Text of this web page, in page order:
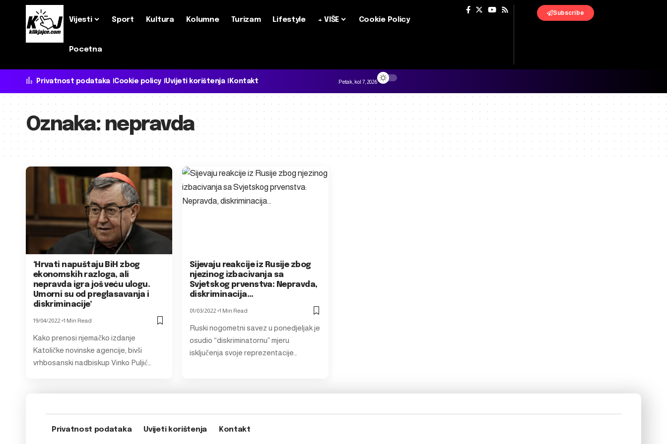
Vijesti Sport Kultura Kolumne Turizam Lifestyle + VIŠE Cookie Policy
Pocetna
Subscribe
Privatnost podataka Cookie policy Uvijeti korištenja Kontakt Petak, kol 7, 2026
Oznaka: nepravda
‘Hrvati napuštaju BiH zbog
ekonomskih razloga, ali
nepravda igra još veću ulogu.
Umorni su od preglasavanja i
diskriminacije’
19/04/2022 1 Min Read
Kako prenosi njemačko izdanje
Katoličke novinske agencije, bivši
vrhbosanski nadbiskup Vinko Puljić…
Sijevaju reakcije iz Rusije zbog
njezinog izbacivanja sa
Svjetskog prvenstva: Nepravda,
diskriminacija…
01/03/2022 1 Min Read
Ruski nogometni savez u ponedjeljak je
osudio “diskriminatornu” mjeru
isključenja svoje reprezentacije…
Privatnost podataka Uvijeti korištenja Kontakt